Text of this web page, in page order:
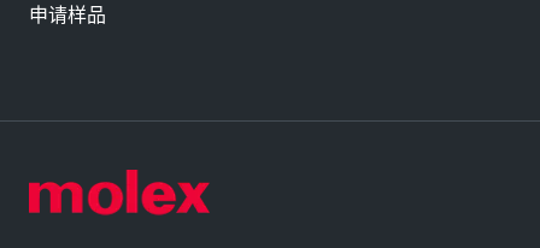
申请样品